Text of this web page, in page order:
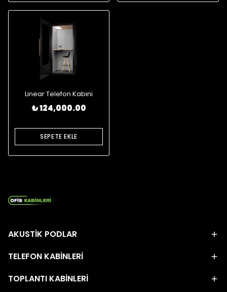
Linear Telefon Kabini
₺ 124,000.00
SEPETE EKLE
AKUSTİK PODLAR
TELEFON KABİNLERİ
TOPLANTI KABİNLERİ